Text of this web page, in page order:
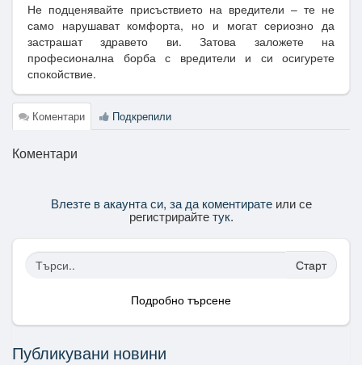
Не подценявайте присъствието на вредители – те не
само нарушават комфорта, но и могат сериозно да
застрашат здравето ви. Затова заложете на
професионална борба с вредители и си осигурете
спокойствие.
Коментари Подкрепили
Коментари
Влезте в акаунта си, за да коментиратеили се
регистрирайтетук.
Старт
Подробно търсене
Публикувани новини